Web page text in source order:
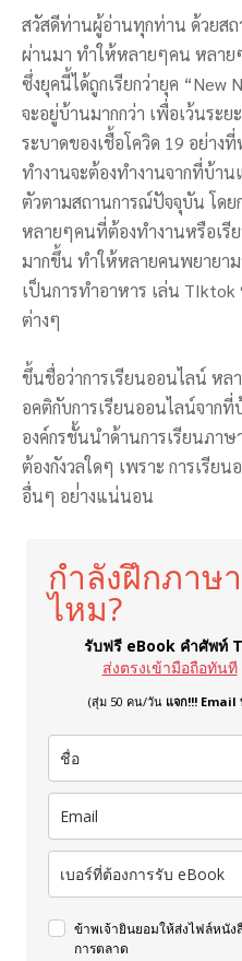
สวัสดีท่านผู้อ่านทุกท่าน ด้วยส
ผ่านมา ทำให้หลายๆคน หลา
ซึ่งยุคนี้ได้ถูกเรียกว่ายุค “New
จะอยู่บ้านมากกว่า เพื่อเว้นระย
ระบาดของเชื้อโควิด 19 อย่า
ทำงานจะต้องทำงานจากที่บ้า
ตัวตามสถานการณ์ปัจจุบัน โดย
หลายๆคนที่ต้องทำงานหรือเรี
มากขึ้น ทำให้หลายคนพยายาม
เป็นการทำอาหาร เล่น
ต่างๆ
ขึ้นชื่อว่าการเรียนออนไลน์ หล
อคติกับการเรียนออนไลน์จาก
องค์กรชั้นนำด้านการเรียนภา
ต้องกังวลใดๆ เพราะ การเรีย
อื่นๆ อย่่างแน่นอน
กำลังฝึกภาษ
ไหม?
รับฟรี eBook คำศัพท์
ส่งตรงเข้ามือถือทันที
(สุ่ม 50 คน/วัน แจก!!! Email
ข้าพเจ้ายินยอมให้ส่งไฟล์หนัง
การตลาด